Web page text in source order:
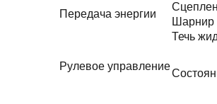
Передача энергии
Шарнир
Рулевое управление
Течь